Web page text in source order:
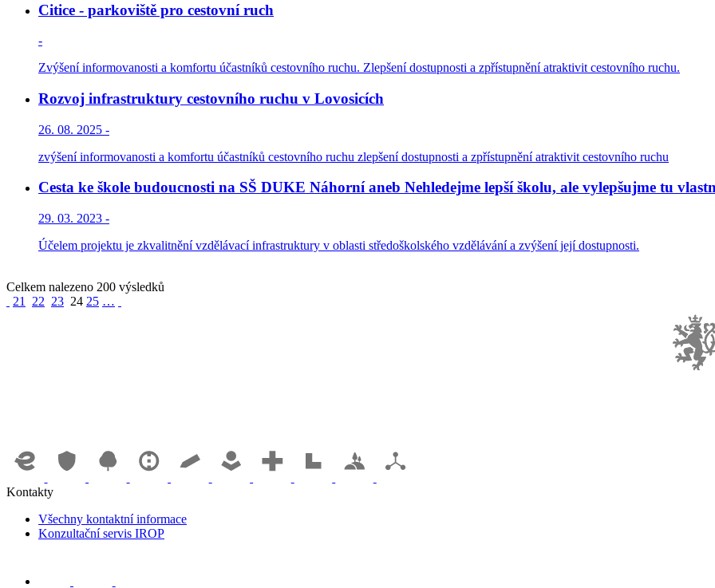
Citice - parkoviště pro cestovní ruch
-
Zvýšení informovanosti a komfortu účastníků cestovního ruchu. Zlepšení dostupnosti a zpřístupnění atraktivit cestovního ruchu.
Rozvoj infrastruktury cestovního ruchu v Lovosicích
26. 08. 2025 -
zvýšení informovanosti a komfortu účastníků cestovního ruchu zlepšení dostupnosti a zpřístupnění atraktivit cestovního ruchu
Cesta ke škole budoucnosti na SŠ DUKE Náhorní aneb Nehledejme lepší školu, ale vylepšujme tu
29. 03. 2023 -
Účelem projektu je zkvalitnění vzdělávací infrastruktury v oblasti středoškolského vzdělávání a zvýšení její dostupnosti.
Celkem nalezeno 200 výsledků
21
22 23 24 25 …
Kontakty
Všechny kontaktní informace
Konzultační servis IROP